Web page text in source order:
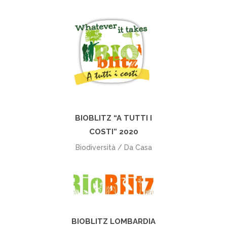
+
BIOBLITZ “A TUTTI I
COSTI” 2020
Biodiversità / Da Casa
+
BIOBLITZ LOMBARDIA